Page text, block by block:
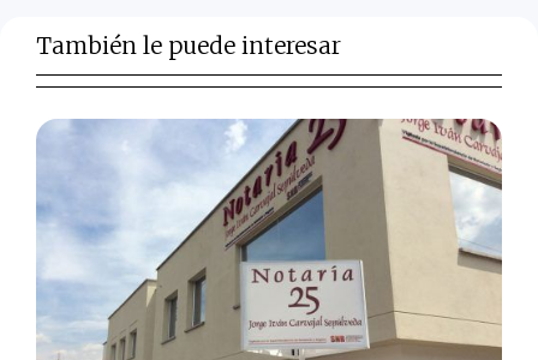
También le puede interesar